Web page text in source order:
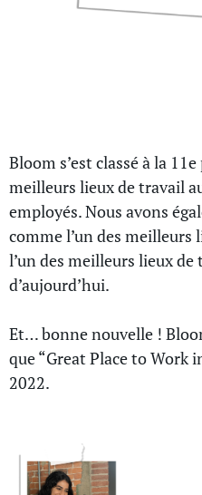
Bloom s’est classé à la
meilleurs lieux de travail
employés. Nous avons
comme l’un des meilleurs
l’un des meilleurs lieux
d’aujourd’hui.
Et… bonne nouvelle !
que “Great Place to Work
2022.